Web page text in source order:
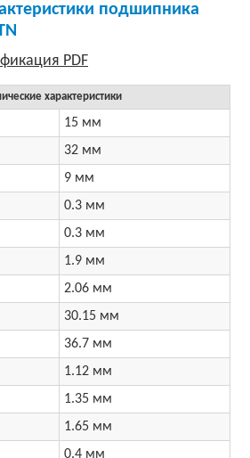
подшипника
характеристики
15 мм
32 мм
9 мм
0.3 мм
0.3 мм
1.9 мм
2.06 мм
30.15 мм
36.7 мм
1.12 мм
1.35 мм
1.65 мм
0.4 мм